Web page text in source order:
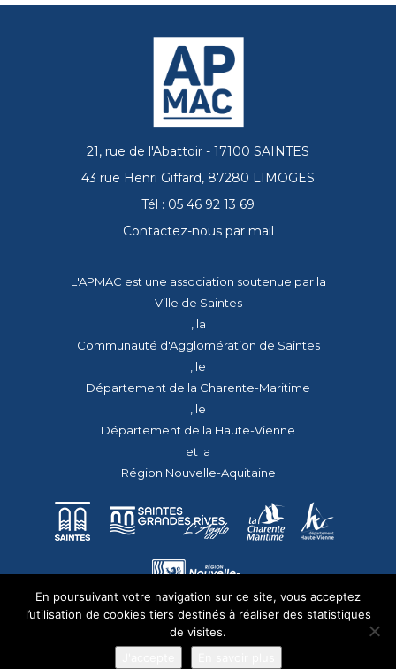
21, rue de l'Abattoir - 17100 SAINTES
43 rue Henri Giffard, 87280 LIMOGES
Tél : 05 46 92 13 69
Contactez-nous par mail
L'APMAC est une association soutenue par la
Ville de Saintes
, la
Communauté d'Agglomération de Saintes
, le
Département de la Charente-Maritime
, le
Département de la Haute-Vienne
et la
Région Nouvelle-Aquitaine
© 2026 - Tous droits réservés - apmac.fr - réalisation :
En poursuivant votre navigation sur ce site, vous acceptez
l’utilisation de cookies tiers destinés à réaliser des statistiques
de visites.